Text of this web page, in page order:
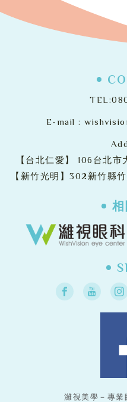
TEL:
E-mail :
【台北仁愛】 106台北市
【新竹光明】302新竹縣
濰視美學－專業